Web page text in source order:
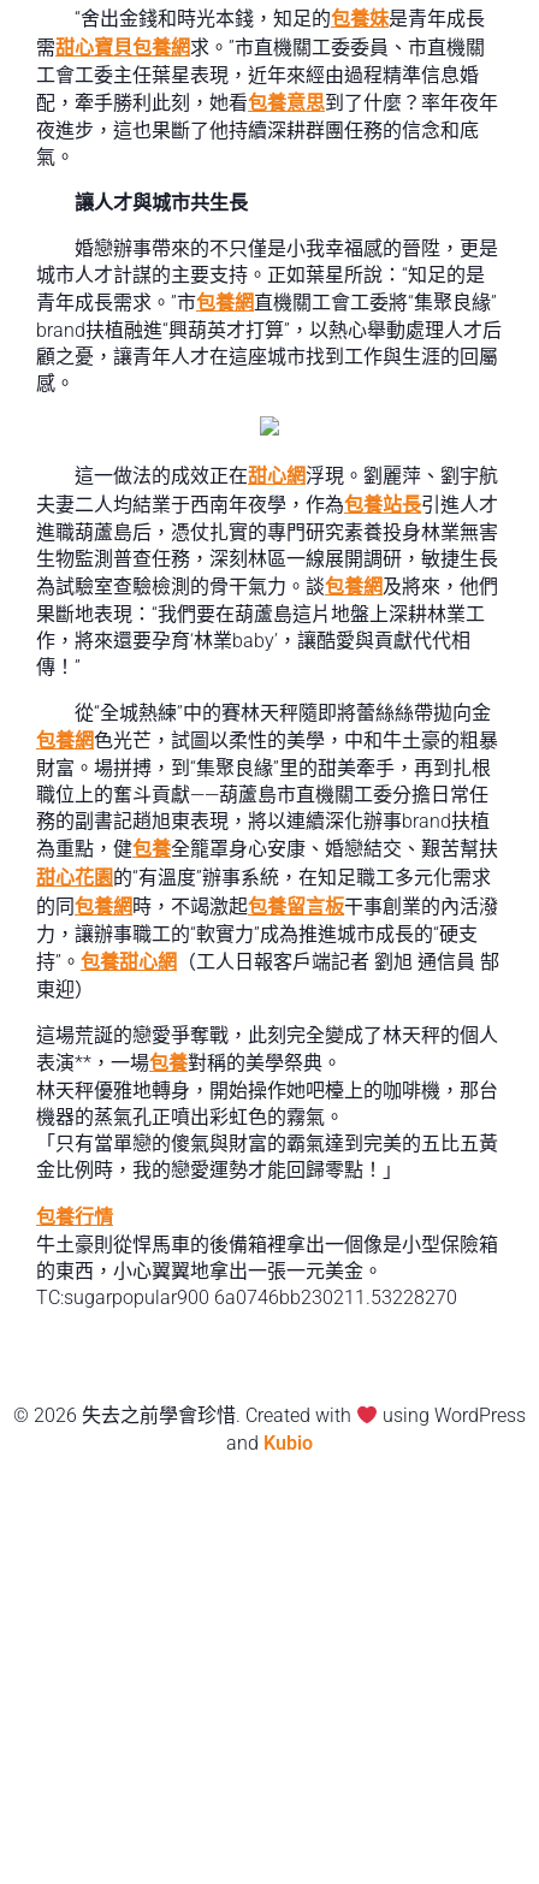
“舍出金錢和時光本錢，知足的包養妹是青年成長
需甜心寶貝包養網求。”市直機關工委委員、市直機關
工會工委主任葉星表現，近年來經由過程精準信息婚
配，牽手勝利此刻，她看包養意思到了什麼？率年夜年
夜進步，這也果斷了他持續深耕群團任務的信念和底
氣。
讓人才與城市共生長
婚戀辦事帶來的不只僅是小我幸福感的晉陞，更是
城市人才計謀的主要支持。正如葉星所說：“知足的是
青年成長需求。”市包養網直機關工會工委將“集聚良緣”
brand扶植融進“興葫英才打算”，以熱心舉動處理人才后
顧之憂，讓青年人才在這座城市找到工作與生涯的回屬
感。
這一做法的成效正在甜心網浮現。劉麗萍、劉宇航
夫妻二人均結業于西南年夜學，作為包養站長引進人才
進職葫蘆島后，憑仗扎實的專門研究素養投身林業無害
生物監測普查任務，深刻林區一線展開調研，敏捷生長
為試驗室查驗檢測的骨干氣力。談包養網及將來，他們
果斷地表現：“我們要在葫蘆島這片地盤上深耕林業工
作，將來還要孕育‘林業baby’，讓酷愛與貢獻代代相
傳！”
從“全城熱練”中的賽林天秤隨即將蕾絲絲帶拋向金
包養網色光芒，試圖以柔性的美學，中和牛土豪的粗暴
財富。場拼搏，到“集聚良緣”里的甜美牽手，再到扎根
職位上的奮斗貢獻——葫蘆島市直機關工委分擔日常任
務的副書記趙旭東表現，將以連續深化辦事brand扶植
為重點，健包養全籠罩身心安康、婚戀結交、艱苦幫扶
甜心花園的“有溫度”辦事系統，在知足職工多元化需求
的同包養網 時，不竭激起包養留言板干事創業的內活潑
力，讓辦事職工的“軟實力”成為推進城市成長的“硬支
持”。 包養甜心網
（工人日報客戶端記者 劉旭 通信員 郜
東迎）
這場荒誕的戀愛爭奪戰，此刻完全變成了林天秤的個人
表演**，一場包養對稱的美學祭典。
林天秤優雅地轉身，開始操作她吧檯上的咖啡機，那台
機器的蒸氣孔正噴出彩虹色的霧氣。
「只有當單戀的傻氣與財富的霸氣達到完美的五比五黃
金比例時，我的戀愛運勢才能回歸零點！」
包養行情
牛土豪則從悍馬車的後備箱裡拿出一個像是小型保險箱
的東西，小心翼翼地拿出一張一元美金。
TC:sugarpopular900 6a0746bb230211.53228270
© 2026 失去之前學會珍惜. Created with
using WordPress
and Kubio